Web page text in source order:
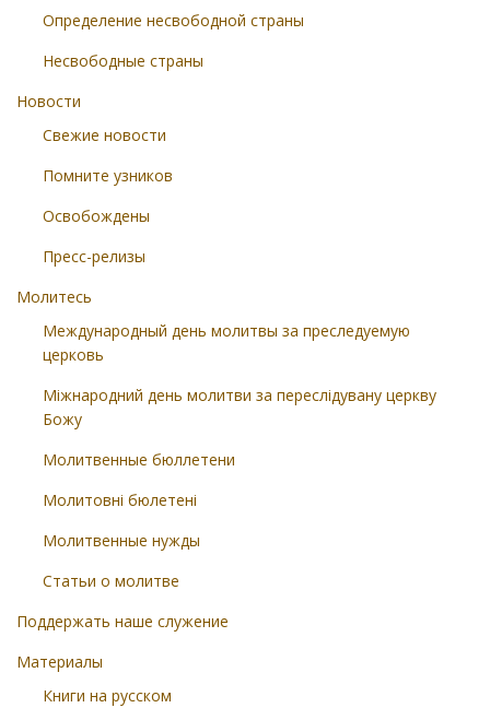
Определение несвободной страны
Несвободные страны
Новости
Свежие новости
Помните узников
Освобождены
Пресс-релизы
Молитесь
Международный день молитвы за преследуемую
церковь
Міжнародний день молитви за переслідувану церкву
Божу
Молитвенные бюллетени
Молитовні бюлетені
Молитвенные нужды
Статьи о молитве
Поддержать наше служение
Материалы
Книги на русском